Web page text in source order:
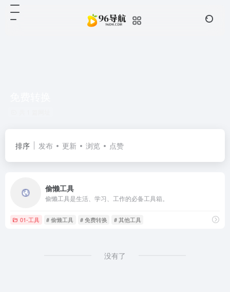
排序 发布 更新 浏览 点赞
偷懒工具
偷懒工具是生活、学习、工作的必备工具箱。
01-工具 # 偷懒工具 # 免费转换 # 其他工具
没有了